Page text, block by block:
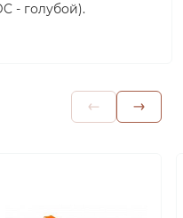
- голубой).